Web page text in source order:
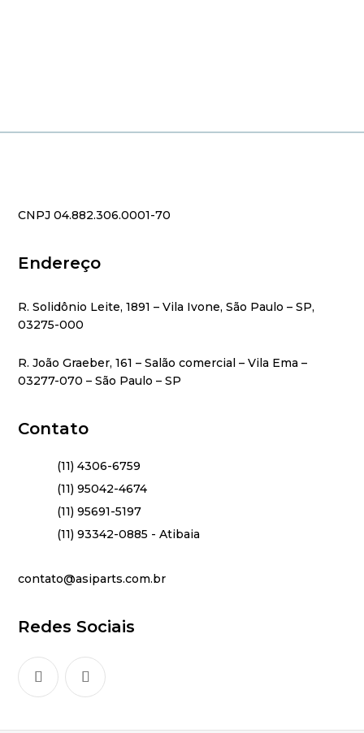
CNPJ 04.882.306.0001-70
Endereço
R. Solidônio Leite, 1891 – Vila Ivone, São Paulo – SP,
03275-000
R. João Graeber, 161 – Salão comercial – Vila Ema –
03277-070 – São Paulo – SP
Contato
(11) 4306-6759
(11) 95042-4674
(11) 95691-5197
(11) 93342-0885 - Atibaia
contato@asiparts.com.br
Redes Sociais